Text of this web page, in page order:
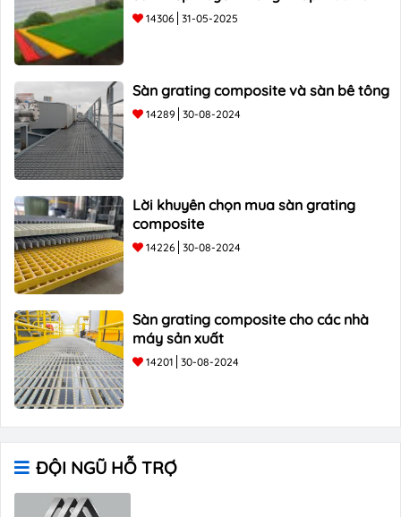
nhược điểm
14306 31-05-2025
Sàn grating composite và sàn bê tông
14289 30-08-2024
Lời khuyên chọn mua sàn grating
composite
14226 30-08-2024
Sàn grating composite cho các nhà
máy sản xuất
14201 30-08-2024
ĐỘI NGŨ HỖ TRỢ